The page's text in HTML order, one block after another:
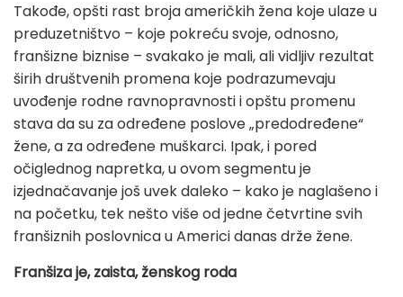
Takođe, opšti rast broja američkih žena koje ulaze u
preduzetništvo – koje pokreću svoje, odnosno,
franšizne biznise – svakako je mali, ali vidljiv rezultat
širih društvenih promena koje podrazumevaju
uvođenje rodne ravnopravnosti i opštu promenu
stava da su za određene poslove „predodređene“
žene, a za određene muškarci. Ipak, i pored
očiglednog napretka, u ovom segmentu je
izjednačavanje još uvek daleko – kako je naglašeno i
na početku, tek nešto više od jedne četvrtine svih
franšiznih poslovnica u Americi danas drže žene.
Franšiza je, zaista, ženskog roda